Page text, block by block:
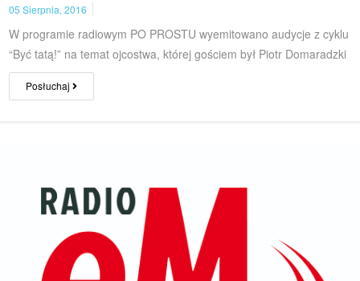
05 Sierpnia, 2016
W programie radiowym PO PROSTU wyemitowano audycje z cyklu
“Być tatą!” na temat ojcostwa, której gościem był Piotr Domaradzki
Posłuchaj